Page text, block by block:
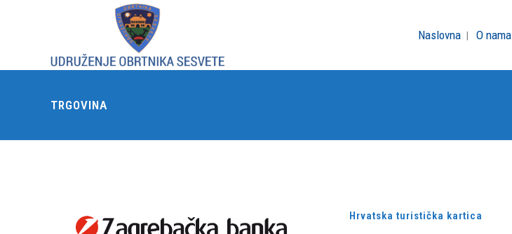
Naslovna O nama
TRGOVINA
Hrvatska turistička kartica